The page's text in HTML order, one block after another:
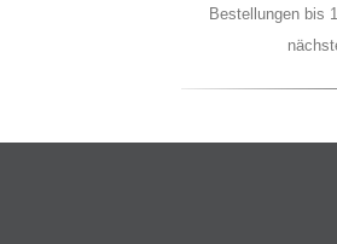
Bestellungen bis